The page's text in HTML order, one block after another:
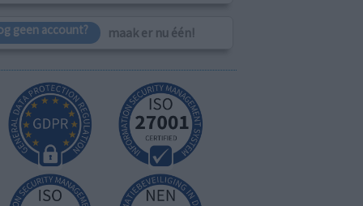
geen account? maak er nu één!